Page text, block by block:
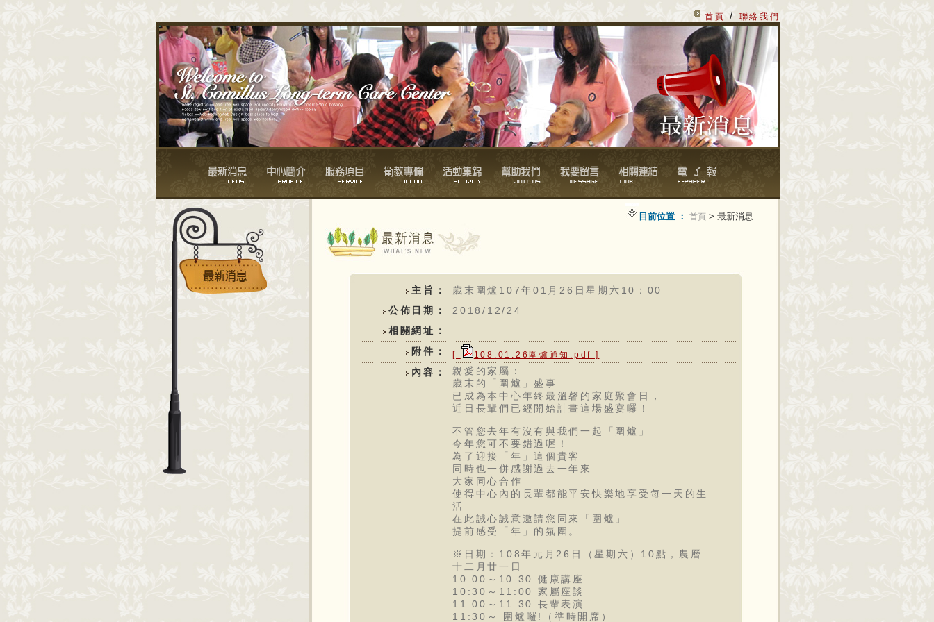
首頁 / 聯絡我們
目前位置 ： 首頁 > 最新消息
主旨：
歲末圍爐107年01月26日星期六10：00
公佈日期：
2018/12/24
相關網址：
附件：
[ 108.01.26圍爐通知.pdf ]
內容：
親愛的家屬：
歲末的「圍爐」盛事
已成為本中心年終最溫馨的家庭聚會日，
近日長輩們已經開始計畫這場盛宴囉！
不管您去年有沒有與我們一起「圍爐」
今年您可不要錯過喔！
為了迎接「年」這個貴客
同時也一併感謝過去一年來
大家同心合作
使得中心內的長輩都能平安快樂地享受每一天的生
活
在此誠心誠意邀請您同來「圍爐」
提前感受「年」的氛圍。
※日期：108年元月26日（星期六）10點，農曆
十二月廿一日
10:00～10:30 健康講座
10:30～11:00 家屬座談
11:00～11:30 長輩表演
11:30～ 圍爐囉!（準時開席）